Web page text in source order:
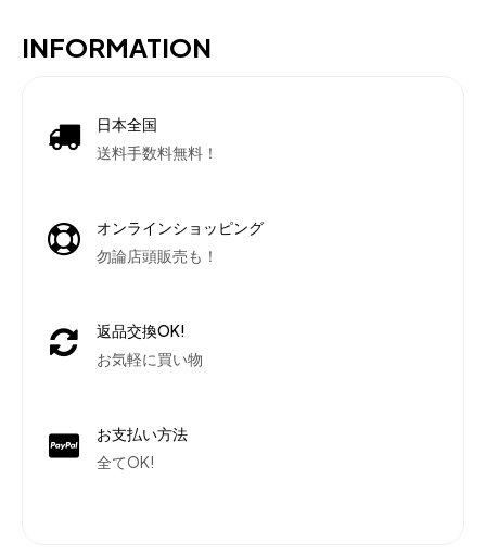
INFORMATION
日本全国
送料手数料無料！
オンラインショッピング
勿論店頭販売も！
返品交換OK!
お気軽に買い物
お支払い方法
全てOK!